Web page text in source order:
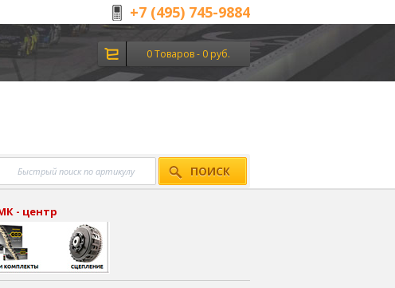
+7 (495) 745-9884
0 Товаров - 0 руб.
ПОИСК
- центр